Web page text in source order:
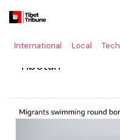
International Local Tech
Tibetan